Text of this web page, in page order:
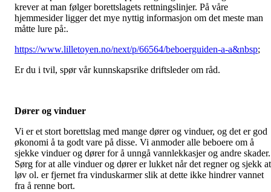
krever at man følger borettslagets rettningslinjer. På våre
hjemmesider ligger det mye nyttig informasjon om det meste man
måtte lure på:.
https://www.lilletoyen.no/next/p/66564/beboerguiden-a-a&nbsp;
Er du i tvil, spør vår kunnskapsrike driftsleder om råd.
Dører og vinduer
Vi er et stort borettslag med mange dører og vinduer, og det er god
økonomi å ta godt vare på disse. Vi anmoder alle beboere om å
sjekke vinduer og dører for å unngå vannlekkasjer og andre skader.
Sørg for at alle vinduer og dører er lukket når det regner og sjekk at
løv ol. er fjernet fra vinduskarmer slik at dette ikke hindrer vannet
fra å renne bort.